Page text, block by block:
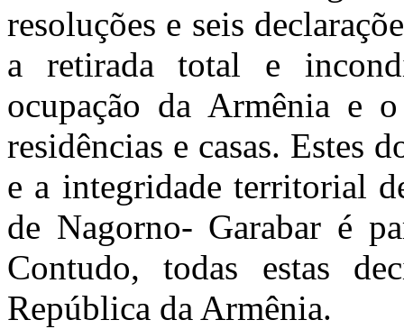
resoluções e seis
a retirada total e
ocupação da Armênia e
residências e casas. Estes
e a integridade territorial
de Nagorno- Garabar é
Contudo, todas estas
República da Armênia.